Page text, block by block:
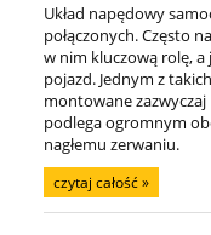
Układ napędowy
połączonych. Często
w nim kluczową rolę,
pojazd. Jednym z
montowane
podlega ogromnym
nagłemu zerwaniu.
czytaj całość »